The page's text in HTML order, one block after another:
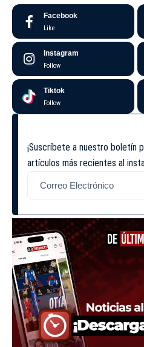
Facebook
Like
Instagram
Follow
Tiktok
Follow
¡Suscríbete a nuestro boletín
artículos más recientes al